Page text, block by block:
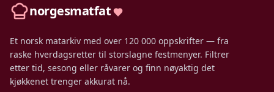
norgesmatfat
Et norsk matarkiv med over 120 000 oppskrifter — fra
raske hverdagsretter til storslagne festmenyer. Filtrer
etter tid, sesong eller råvarer og finn nøyaktig det
kjøkkenet trenger akkurat nå.